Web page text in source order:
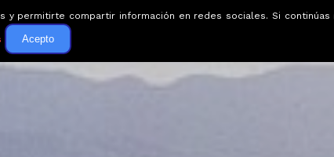
permitirte compartir información en redes sociales. Si continúas
Acepto